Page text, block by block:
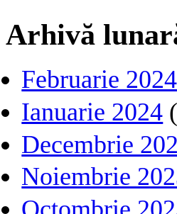
Arhivă
Februarie 2024
Ianuarie 2024
Decembrie
Noiembrie